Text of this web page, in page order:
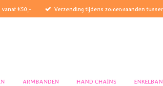
vanaf €50,- Verzending tijdens zomermaanden
ARMBANDEN HAND CHAINS